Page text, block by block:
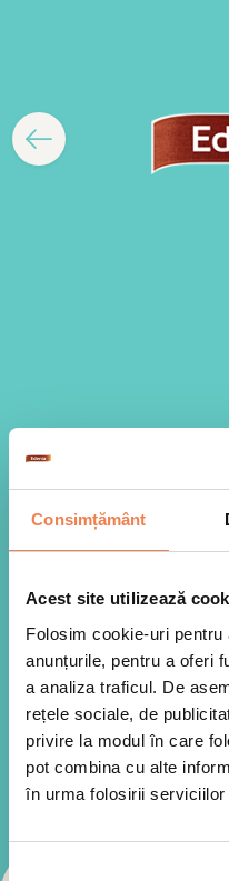
Consimțământ
Acest site utilizează
Folosim cookie-uri
anunțurile, pentru a oferi
a analiza traficul. De
rețele sociale, de
privire la modul în care
pot combina cu alte
în urma folosirii serviciilor
Selecția
Toate
Edenia aduce calitatea
produse